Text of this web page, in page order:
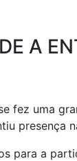
A
fez uma
presença
para a